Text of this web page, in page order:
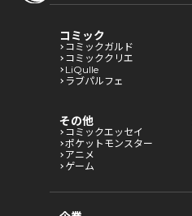
コミック
コミックガルド
コミッククリエ
LiQulle
ラブパルフェ
その他
コミックエッセイ
ポケットモンスター
アニメ
ゲーム